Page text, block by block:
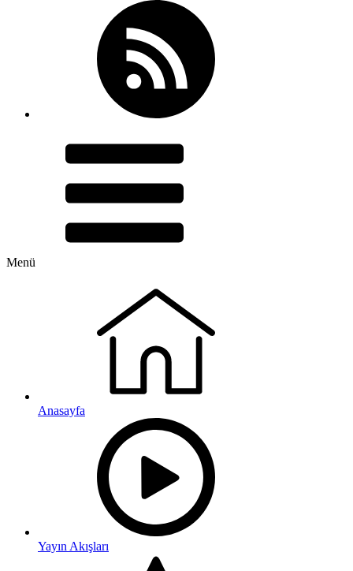
Menü
Anasayfa
Yayın Akışları